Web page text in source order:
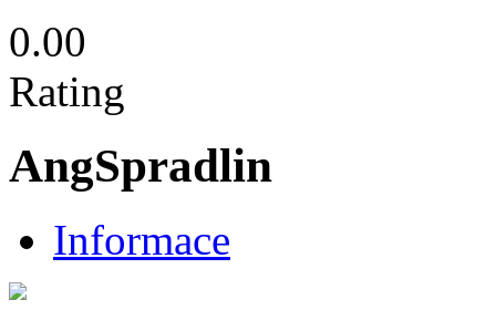
0.00
Rating
AngSpradlin
Informace